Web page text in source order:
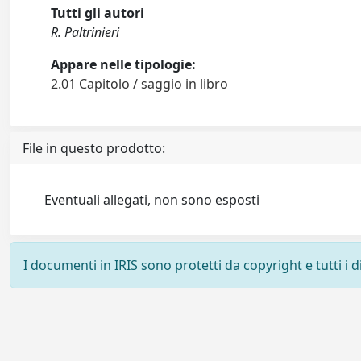
Tutti gli autori
R. Paltrinieri
Appare nelle tipologie:
2.01 Capitolo / saggio in libro
File in questo prodotto:
Eventuali allegati, non sono esposti
I documenti in IRIS sono protetti da copyright e tutti i